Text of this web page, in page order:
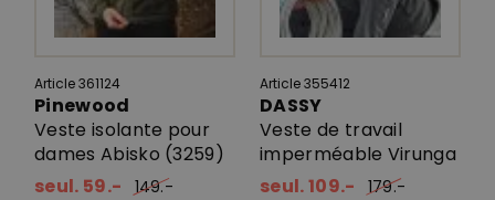
Article 361124
Pinewood
Veste isolante pour
dames Abisko (3259)
seul. 59.-
149.-
Article 355412
DASSY
Veste de travail
imperméable Virunga
seul. 109.-
179.-